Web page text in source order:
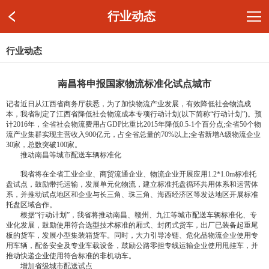
行业动态
行业动态
南昌将申报国家物流标准化试点城市
记者近日从江西省商务厅获悉，为了加快物流产业发展，有效降低社会物流成
本，我省制定了江西省降低社会物流成本专项行动计划(以下简称“行动计划”)。预
计2016年，全省社会物流费用占GDP比重比2015年降低0.5-1个百分点;全省50个物
流产业集群实现主营收入900亿元，占全省总量的70%以上;全省新增A级物流企业
30家，总数突破100家。
推动南昌等城市配送车辆标准化
我省将在全省工业企业、商贸流通企业、物流企业开展应用1.2*1.0m标准托
盘试点，鼓励带托运输，发展单元化物流，建立标准托盘循环共用体系和运营体
系，并推动试点地区和企业与长三角、珠三角、海西经济区等发达地区开展标准
托盘区域合作。
根据“行动计划”，我省将推动南昌、赣州、九江等城市配送车辆标准化、专
业化发展，鼓励使用符合选型技术标准的厢式、封闭式货车，出厂已装备起重尾
板的货车，发展小型集装箱货车。同时，大力引导冷链、危化品物流企业使用专
用车辆，配备安全及专业车载设备，鼓励公路零担专线运输企业使用甩挂车，并
推动快递企业使用符合标准的非机动车。
增加省级城市配送试点